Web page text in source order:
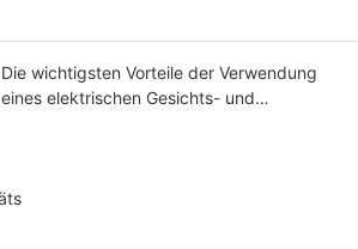
Die wichtigsten Vorteile der Verwendung
eines elektrischen Gesichts- und